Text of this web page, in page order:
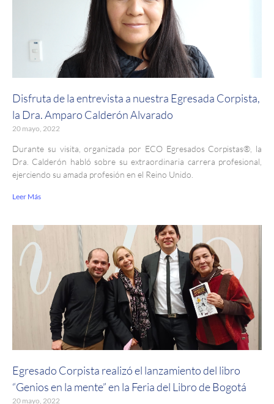
Disfruta de la entrevista a nuestra Egresada Corpista,
la Dra. Amparo Calderón Alvarado
20 mayo, 2022
Durante su visita, organizada por ECO Egresados Corpistas®, la
Dra. Calderón habló sobre su extraordinaria carrera profesional,
ejerciendo su amada profesión en el Reino Unido.
Leer Más
Egresado Corpista realizó el lanzamiento del libro
“Genios en la mente” en la Feria del Libro de Bogotá
20 mayo, 2022